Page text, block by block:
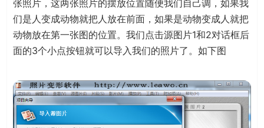
张照片，这两张照片的摆放位置随便我们自己调，如果我
们是人变成动物就把人放在前面，如果是动物变成人就把
动物放在第一张图的位置。我们点击源图片1和2对话框后
面的3个小点按钮就可以导入我们的照片了。如下图